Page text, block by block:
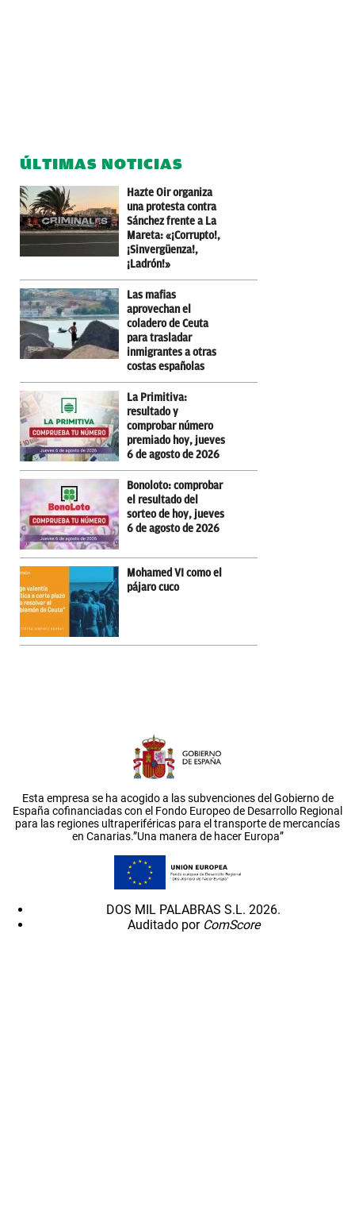
ÚLTIMAS NOTICIAS
Hazte Oir organiza
una protesta contra
Sánchez frente a La
Mareta: «¡Corrupto!,
¡Sinvergüenza!,
¡Ladrón!»
Las mafias
aprovechan el
coladero de Ceuta
para trasladar
inmigrantes a otras
costas españolas
La Primitiva:
resultado y
comprobar número
premiado hoy, jueves
6 de agosto de 2026
Bonoloto: comprobar
el resultado del
sorteo de hoy, jueves
6 de agosto de 2026
Mohamed VI como el
pájaro cuco
Esta empresa se ha acogido a las subvenciones del Gobierno de
España cofinanciadas con el Fondo Europeo de Desarrollo Regional
para las regiones ultraperiféricas para el transporte de mercancías
en Canarias.”Una manera de hacer Europa”
DOS MIL PALABRAS S.L. 2026.
Auditado por ComScore